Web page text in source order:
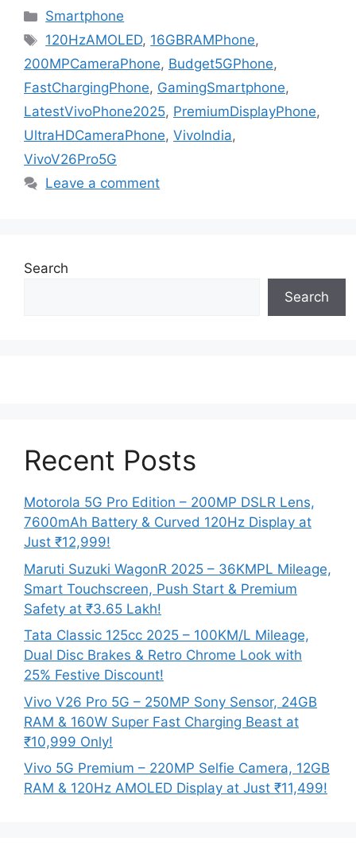
Categories
Smartphone
Tags
120HzAMOLED, 16GBRAMPhone,
200MPCameraPhone, Budget5GPhone,
FastChargingPhone, GamingSmartphone,
LatestVivoPhone2025, PremiumDisplayPhone,
UltraHDCameraPhone, VivoIndia,
VivoV26Pro5G
Leave a comment
Search
Search
Recent Posts
Motorola 5G Pro Edition – 200MP DSLR Lens,
7600mAh Battery & Curved 120Hz Display at
Just ₹12,999!
Maruti Suzuki WagonR 2025 – 36KMPL Mileage,
Smart Touchscreen, Push Start & Premium
Safety at ₹3.65 Lakh!
Tata Classic 125cc 2025 – 100KM/L Mileage,
Dual Disc Brakes & Retro Chrome Look with
25% Festive Discount!
Vivo V26 Pro 5G – 250MP Sony Sensor, 24GB
RAM & 160W Super Fast Charging Beast at
₹10,999 Only!
Vivo 5G Premium – 220MP Selfie Camera, 12GB
RAM & 120Hz AMOLED Display at Just ₹11,499!